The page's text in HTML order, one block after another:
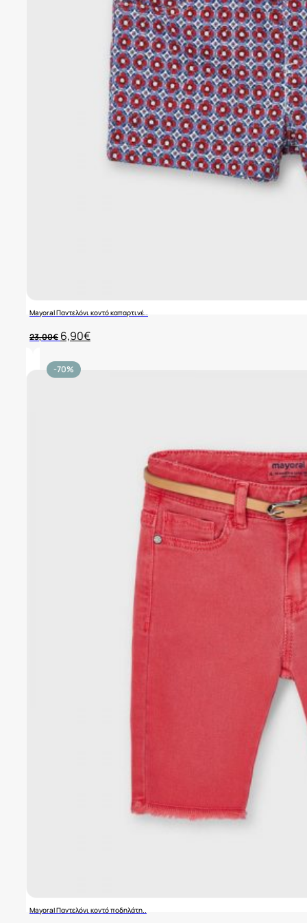
Mayoral Παντελόνι κοντό καπαρτινέ..
23,00€ Original
price
23,00€.
6,90€Η
τρέχουσα
-70%
Mayoral Παντελόνι κοντό ποδηλάτη..